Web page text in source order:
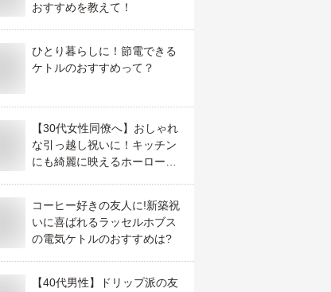
おすすめを教えて！
ひとり暮らしに！節電できる
ケトルのおすすめって？
【30代女性同僚へ】おしゃれ
な引っ越し祝いに！キッチン
にも綺麗に映えるホーローケ
コーヒー好きの友人に!新築祝
いに喜ばれるラッセルホブス
の電気ケトルのおすすめは?
【40代男性】ドリップ派の友